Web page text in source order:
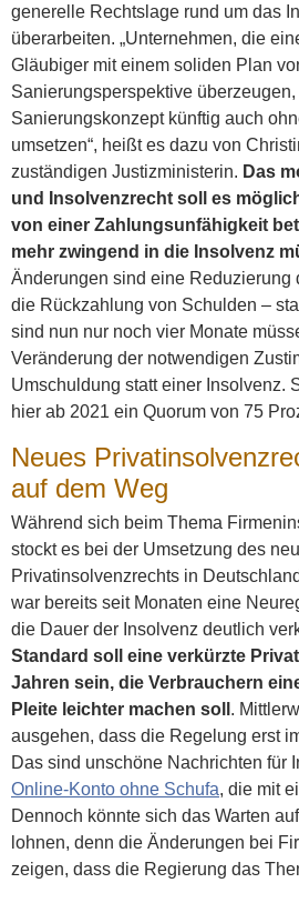
generelle Rechtslage rund um das
überarbeiten. „Unternehmen, die
Gläubiger mit einem soliden Plan
Sanierungsperspektive
Sanierungskonzept künftig auch
umsetzen“, heißt es dazu von
zuständigen Justizministerin. Das
und Insolvenzrecht soll es
von einer Zahlungsunfähigkeit
mehr zwingend in die Insolvenz
Änderungen sind eine Reduzierung
die Rückzahlung von Schulden –
sind nun nur noch vier Monate
Veränderung der notwendigen
Umschuldung statt einer Insolvenz.
hier ab 2021 ein Quorum von 75
Neues
auf dem Weg
Während sich beim Thema
stockt es bei der Umsetzung des
Privatinsolvenzrechts in
war bereits seit Monaten eine
die Dauer der Insolvenz deutlich
Standard soll eine verkürzte
Jahren sein, die Verbrauchern
Pleite leichter machen soll .
ausgehen, dass die Regelung erst
Das sind unschöne Nachrichten für
Online-Konto ohne Schufa, die mit
Dennoch könnte sich das Warten
lohnen, denn die Änderungen bei
zeigen, dass die Regierung das